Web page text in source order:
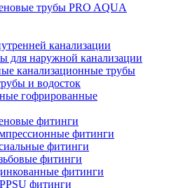
трубы PRO AQUA
канализации
для наружной канализации
канализационные трубы
и водосток
гофрированные
фитинги
фитинги
фитинги
фитинги
фитинги
фитинги